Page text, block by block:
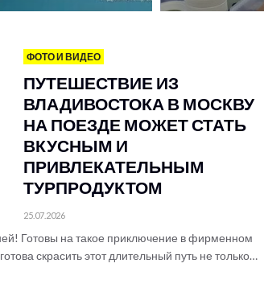
ФОТО И ВИДЕО
ПУТЕШЕСТВИЕ ИЗ
ВЛАДИВОСТОКА В МОСКВУ
НА ПОЕЗДЕ МОЖЕТ СТАТЬ
ВКУСНЫМ И
ПРИВЛЕКАТЕЛЬНЫМ
ТУРПРОДУКТОМ
25.07.2026
Готовы на такое приключение в фирменном
скрасить этот длительный путь не только…